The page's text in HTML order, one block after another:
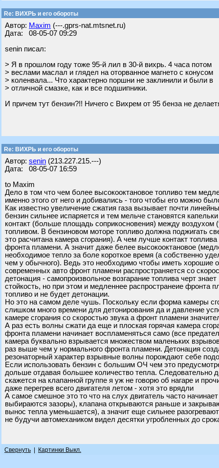
Re: ВИХРЬ и его обороты
Автор: Maxim (---.gprs-nat.mtsnet.ru)
Дата: 08-05-07 09:29
senin писал:
> Я в прошлом году тоже 95-й лил в 30-й вихрь. 4 часа потом
> веслами маслал и глядел на оторванное магнето с конусом
> коленвала... Что характерно поршни не заклинили и были в
> отличной смазке, как и все подшипники.
И причем тут бензин?!! Ничего с Вихрем от 95 бенза не
Re: ВИХРЬ и его обороты
Автор: senin (213.227.215.---)
Дата: 08-05-07 16:59
to Maxim
Дело в том что чем более высокооктановое топливо тем
именно этого от него и добивались - того чтобы его можно
Как известно увеличение сжатия газа вызывает почти
бензин сильнее испаряется и тем мельче становятся
контакт (больше площадь соприкосновения) между воздухом
топливом. В бензиновом моторе топливо должна поджигать
это расчитана камера сгорания). А чем лучше контакт
фронта пламени. А значит даже белее высокооктановое
необходимое тепло за боле короткое время (а собственно
чем у обычного). Ведь это необходимо чтобы иметь хорошие
современных авто фронт пламени распространяется со
детонация - самопроизвольное возгарание топлива черт
стойкость, но при этом и медленнее распространеие фронта
топливо и не будет детонации.
Но это на самом деле чушь. Поскольку если форма камеры
слишком много времени для детонирования да и давление
камере сгорания со скоростью звука а фронт пламени
А раз есть волны сжати да еще и плоская горячая камера
фронта пламени начинает воспламеняться само (все
камера буквально взрывается множеством маленьких
раз выше чем у нормального фронта пламени. Детонация
резонаторный характер взрывные волны порождают себе
Если использовать бензин с большим ОЧ чем это
дольше отдавая большее количество тепла. Следовательно
скажется на клапанной группе я уж не говорю об нагаре и
даже перегрев всего двигателя летом - хотя это врядли
А самое смешное это то что на слух двигатель часто
выбираются зазоры), клапана открываются раньше и
вынос тепла уменьшается), а значит еще сильнее
не будучи автомехаником видел десятки угробленных до
Свернуть Картинки Выкл.